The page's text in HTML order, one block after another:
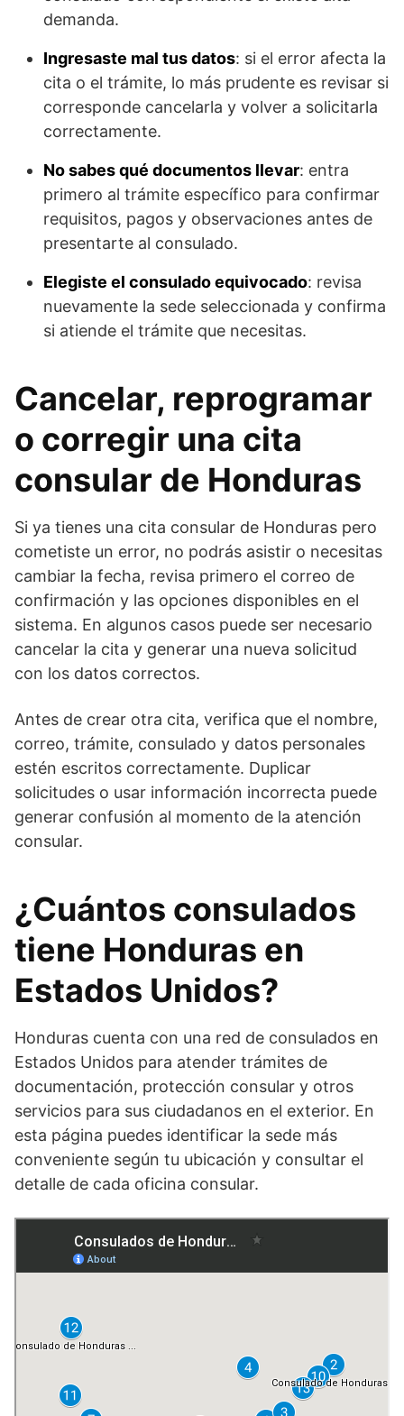
demanda.
Ingresaste mal tus datos: si el error afecta la
cita o el trámite, lo más prudente es revisar si
corresponde cancelarla y volver a solicitarla
correctamente.
No sabes qué documentos llevar: entra
primero al trámite específico para confirmar
requisitos, pagos y observaciones antes de
presentarte al consulado.
Elegiste el consulado equivocado: revisa
nuevamente la sede seleccionada y confirma
si atiende el trámite que necesitas.
Cancelar, reprogramar
o corregir una cita
consular de Honduras
Si ya tienes una cita consular de Honduras pero
cometiste un error, no podrás asistir o necesitas
cambiar la fecha, revisa primero el correo de
confirmación y las opciones disponibles en el
sistema. En algunos casos puede ser necesario
cancelar la cita y generar una nueva solicitud
con los datos correctos.
Antes de crear otra cita, verifica que el nombre,
correo, trámite, consulado y datos personales
estén escritos correctamente. Duplicar
solicitudes o usar información incorrecta puede
generar confusión al momento de la atención
consular.
¿Cuántos consulados
tiene Honduras en
Estados Unidos?
Honduras cuenta con una red de consulados en
Estados Unidos para atender trámites de
documentación, protección consular y otros
servicios para sus ciudadanos en el exterior. En
esta página puedes identificar la sede más
conveniente según tu ubicación y consultar el
detalle de cada oficina consular.